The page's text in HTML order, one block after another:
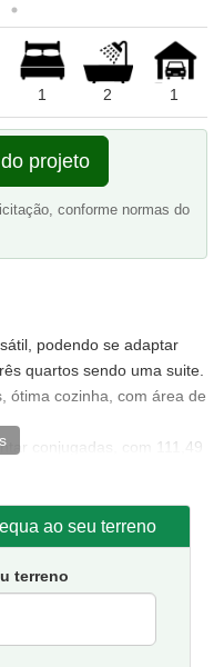
1 2 1
projeto
conforme normas do
podendo se adaptar
quartos sendo uma suite.
ótima cozinha, com área de
conjugadas, com 111,49
10 metros de frente
ao seu terreno
terreno